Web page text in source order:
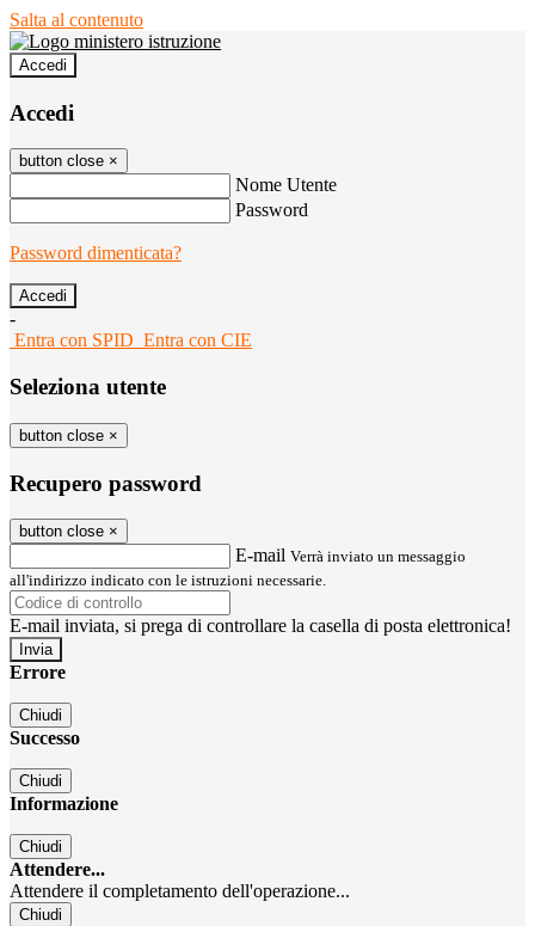
Salta al contenuto
Accedi
Accedi
button close ×
Nome Utente
Password
Password dimenticata?
-
Entra con SPID Entra con CIE
Seleziona utente
button close ×
Recupero password
button close ×
E-mail Verrà inviato un messaggio
all'indirizzo indicato con le istruzioni necessarie.
E-mail inviata, si prega di controllare la casella di posta elettronica!
Errore
Chiudi
Successo
Chiudi
Informazione
Chiudi
Attendere...
Attendere il completamento dell'operazione...
Chiudi